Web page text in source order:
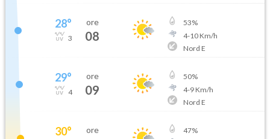
28°
3
ore
08
53%
4-10Km/h
Nord E
29°
4
ore
09
50%
4-9Km/h
Nord E
30° ore 47%